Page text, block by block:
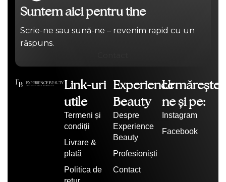
Suntem aici pentru tine
Scrie-ne sau sună-ne – revenim rapid cu un
răspuns.
Link-uri
utile
Termeni și
condiții
Livrare &
plată
Politica de
Experience
Beauty
Despre
Experience
Beauty
Profesioniști
Contact
Urmărește-
ne și pe:
Instagram
Facebook